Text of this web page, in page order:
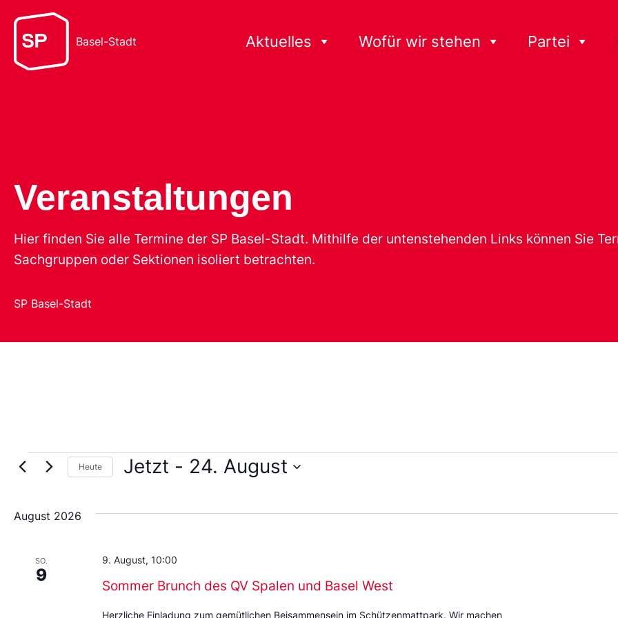
Basel-Stadt Aktuelles Wofür wir stehen Partei
Veranstaltungen
Hier finden Sie alle Termine der SP Basel-Stadt. Mithilfe der untenstehenden Links können Sie
Sachgruppen oder Sektionen isoliert betrachten.
SP Basel-Stadt
Heute Jetzt - 24. August
das
August 2026
SO.
9
Sommer Brunch des QV Spalen und Basel West
9. August, 10:00
Herzliche Einladung zum gemütlichen Beisammensein im Schützenmattpark. Wir machen